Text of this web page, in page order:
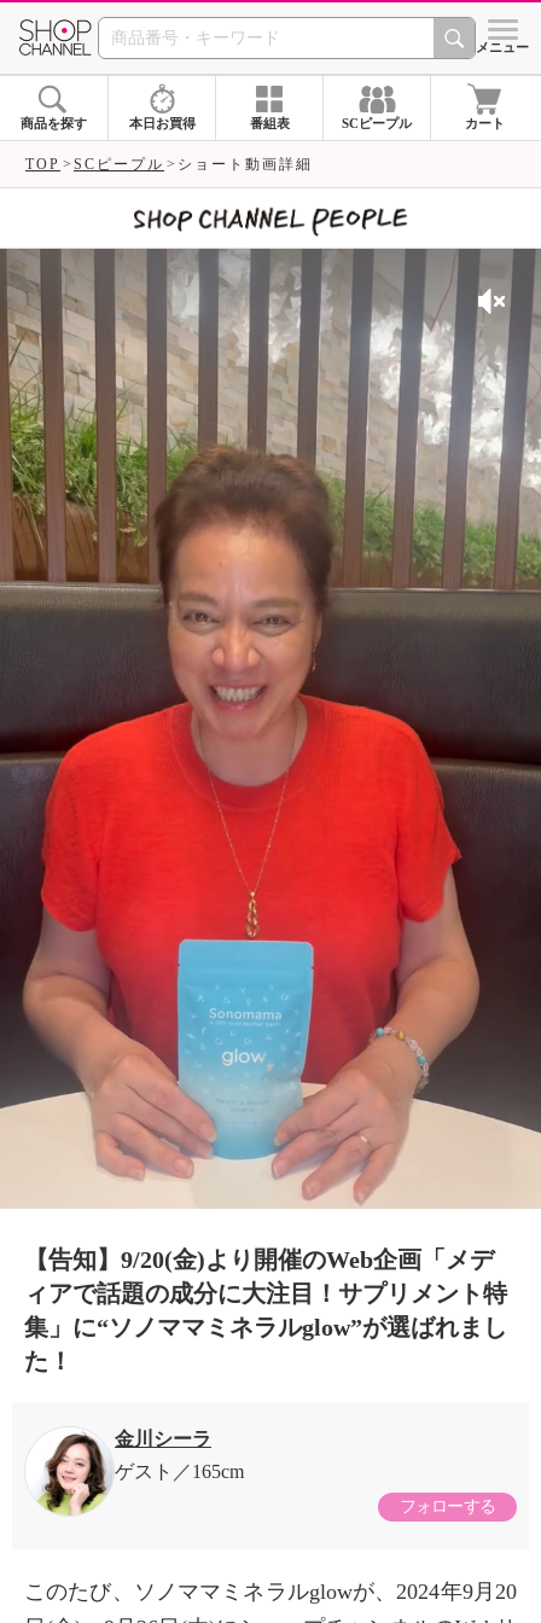
SHOP CHANNEL シメニュー
商品を探す 本日お買得 番組表 SCピープル カート
TOP SCピープル ショート動画詳細
【告知】9/20(金)より開催のWeb企画「メデ
ィアで話題の成分に大注目！サプリメント特
集」に“ソノママミネラルglow”が選ばれまし
た！
金川シーラ
ゲスト
165cm
フォローする
このたび、ソノママミネラルglowが、2024年9月20